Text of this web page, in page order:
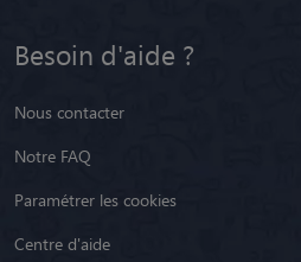
Besoin d'aide ?
Nous contacter
Notre FAQ
Paramétrer les cookies
Centre d'aide